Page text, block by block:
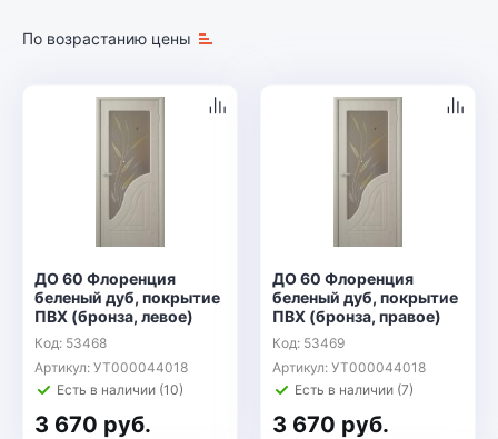
По возрастанию цены
ДО 60 Флоренция
беленый дуб, покрытие
ПВХ (бронза, левое)
Код: 53468
Артикул: УТ000044018
Есть в наличии (10)
3 670 руб.
ДО 60 Флоренция
беленый дуб, покрытие
ПВХ (бронза, правое)
Код: 53469
Артикул: УТ000044018
Есть в наличии (7)
3 670 руб.